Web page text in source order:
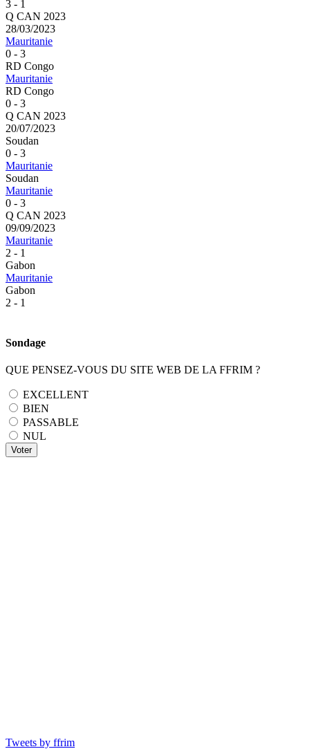
3 - 1
Q CAN 2023
28/03/2023
Mauritanie
0 - 3
RD Congo
Mauritanie
RD Congo
0 - 3
Q CAN 2023
20/07/2023
Soudan
0 - 3
Mauritanie
Soudan
Mauritanie
0 - 3
Q CAN 2023
09/09/2023
Mauritanie
2 - 1
Gabon
Mauritanie
Gabon
2 - 1
Sondage
QUE PENSEZ-VOUS DU SITE WEB DE LA FFRIM ?
EXCELLENT
BIEN
PASSABLE
NUL
Voter
Tweets by ffrim